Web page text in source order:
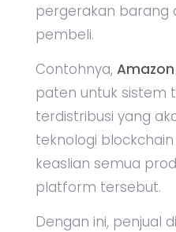
pergerakan barang
pembeli.
Contohnya, Amazon
paten untuk sistem
terdistribusi yang
teknologi
keaslian semua
platform tersebut.
Dengan ini, penjual